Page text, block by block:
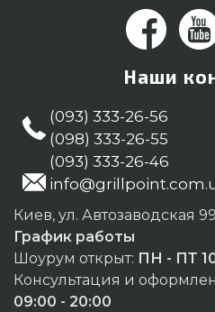
Наши
(093) 333-26-56
(098) 333-26-55
(093) 333-26-46
Киев, ул. Автозаводская
График работы
Шоурум открыт: ПН - ПТ
Консультация и
09:00 - 20:00